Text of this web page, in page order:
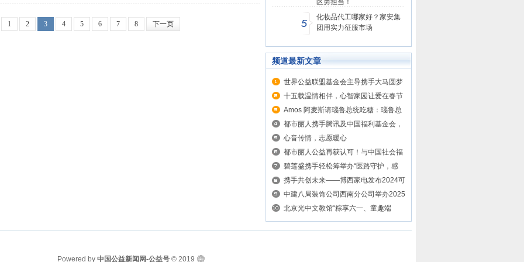
1 2 3 4 5 6 7 8 下一页
区勇担当！
5
化妆品代工哪家好？家安集
团用实力征服市场
频道最新文章
世界公益联盟基金会主导携手大马圆梦
影...
十五载温情相伴，心智家园让爱在春节
如...
Amos 阿麦斯请瑙鲁总统吃糖：瑙鲁总
统...
都市丽人携手腾讯及中国福利基金会，
向...
心音传情，志愿暖心
都市丽人公益再获认可！与中国社会福
利...
碧莲盛携手轻松筹举办“医路守护，感
恩...
携手共创未来——博西家电发布2024可
持...
中建八局装饰公司西南分公司举办2025
年...
北京光中文教馆“粽享六一、童趣端
午”...
Powered by 中国公益新闻网-公益号© 2019